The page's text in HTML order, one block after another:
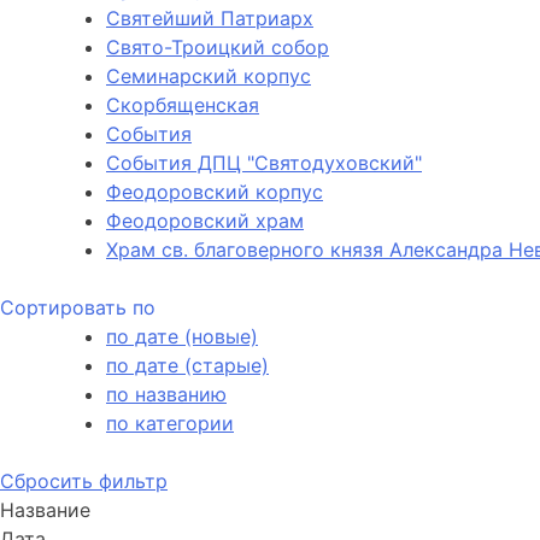
Святейший Патриарх
Свято-Троицкий собор
Семинарский корпус
Скорбященская
События
События ДПЦ "Святодуховский"
Феодоровский корпус
Феодоровский храм
Храм св. благоверного князя Александра
Сортировать по
по дате (новые)
по дате (старые)
по названию
по категории
Сбросить фильтр
Название